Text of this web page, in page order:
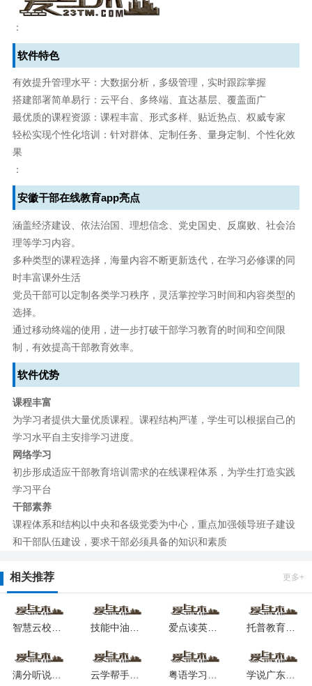
：
软件特色
有效提升管理水平：大数据分析，多级管理，实时跟踪掌握
搭建部署简单易行：云平台、多终端、直达基层、覆盖面广
最优质的课程资源：课程丰富、形式多样、贴近热点、权威专家
轻松实现个性化培训：针对群体、定制任务、量身定制、个性化效
果
：
安徽干部在线教育app亮点
涵盖经济建设、依法治国、理想信念、党史国史、反腐败、社会治
理等学习内容。
多种类型的课程选择，海量内容不断更新迭代，在学习必修课的同
时丰富课外生活
党员干部可以定制各类学习秩序，灵活掌控学习时间和内容类型的
选择。
通过移动终端的使用，进一步打破干部学习教育的时间和空间限
制，有效提高干部教育效率。
软件优势
课程丰富
为学习者提供大量优质课程。课程结构严谨，学生可以根据自己的
学习水平自主安排学习进度。
网络学习
初步形成适应干部教育培训需求的在线课程体系，为学生打造实践
学习平台
干部素养
课程体系和结构以中央和各级党委为中心，重点加强领导班子建设
和干部队伍建设，要求干部必须具备的知识和素质
相关推荐 更多+
智慧云校园app最新版 技能中油最新版安卓版app 爱点读英语app下载最新版 托普教育平台安卓版
满分听说软件下载2024版本 云学帮手机版2024安卓版 学说广东话app安卓下载2024